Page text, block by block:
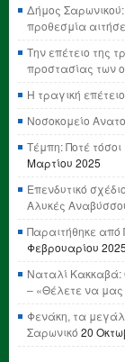
Δήμος Σαρωνικού:
προθεσμία
Την επέτειο της
προστασίας των
Η τραγική
Νοσοκομείο
Τέμπη: Ποτέ
Μαρτίου 2025
Επενδυτικό
Αλυκές
Παραιτήθηκε
Φεβρουαρίου 2025
Ναταλί Κακκαβά:
– «Θέλετε να
Φενάκη, τα
Σαρωνικό 20